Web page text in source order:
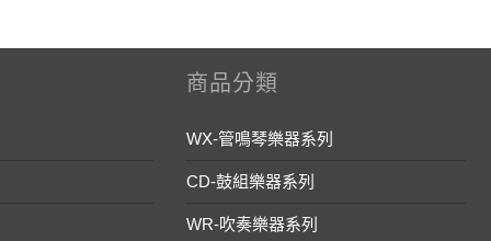
商品分類
WX-管鳴琴樂器系列
CD-鼓組樂器系列
WR-吹奏樂器系列